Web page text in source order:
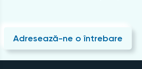
Adresează-ne o întrebare